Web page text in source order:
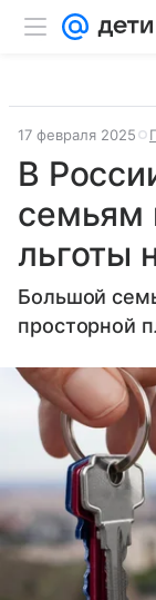
17 февраля 2025
В
семьям
льготы
Большой
просторной